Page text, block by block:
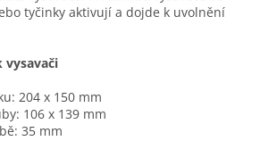
tyčinky aktivují a dojde k uvolnění
vysavači
204 x 150 mm
106 x 139 mm
35 mm